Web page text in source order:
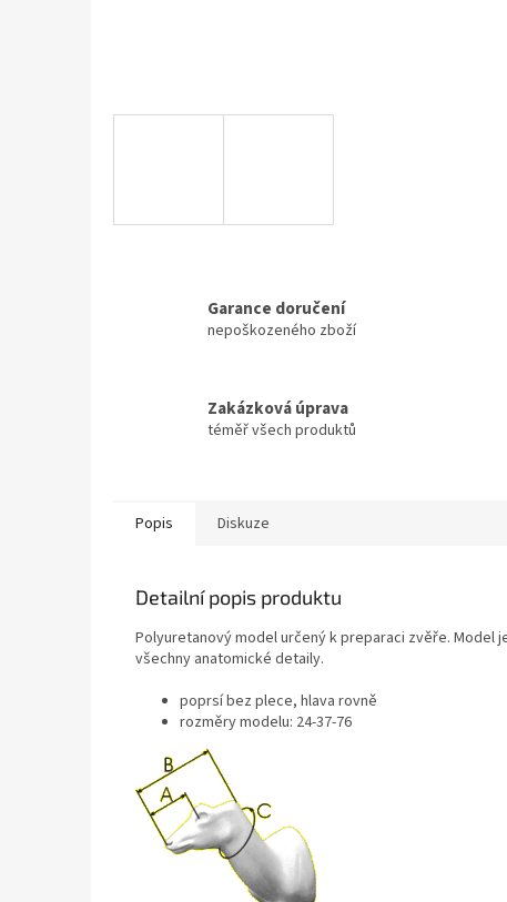
Garance doručení
nepoškozeného zboží
Zakázková úprava
téměř všech produktů
Popis Diskuze
Detailní popis produktu
Polyuretanový model určený k preparaci zvěře. Model
všechny anatomické detaily.
poprsí bez plece, hlava rovně
rozměry modelu: 24-37-76